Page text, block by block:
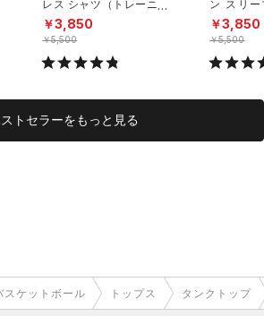
レス シャツ（トレーニン
グ/MEN）
￥3,850
￥5,500
ン スリ
（トレー
￥3,850
￥5,500
トセラーをもっと見る
スケットボール トップス タンクトップ